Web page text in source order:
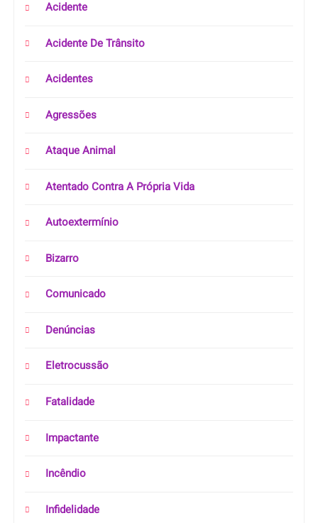
Acidente
Acidente De Trânsito
Acidentes
Agressões
Ataque Animal
Atentado Contra A Própria Vida
Autoextermínio
Bizarro
Comunicado
Denúncias
Eletrocussão
Fatalidade
Impactante
Incêndio
Infidelidade